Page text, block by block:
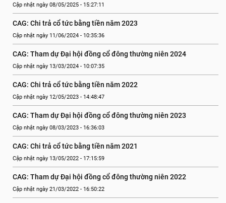
Cập nhật ngày 08/05/2025 - 15:27:11
CAG: Chi trả cổ tức bằng tiền năm 2023
Cập nhật ngày 11/06/2024 - 10:35:36
CAG: Tham dự Đại hội đồng cổ đông thường niên 2024
Cập nhật ngày 13/03/2024 - 10:07:35
CAG: Chi trả cổ tức bằng tiền năm 2022
Cập nhật ngày 12/05/2023 - 14:48:47
CAG: Tham dự Đại hội đồng cổ đông thường niên 2023
Cập nhật ngày 08/03/2023 - 16:36:03
CAG: Chi trả cổ tức bằng tiền năm 2021
Cập nhật ngày 13/05/2022 - 17:15:59
CAG: Tham dự Đại hội đồng cổ đông thường niên 2022
Cập nhật ngày 21/03/2022 - 16:50:22